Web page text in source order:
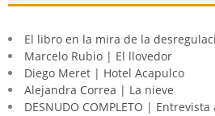
El libro en la mira de la
Marcelo Rubio | El llovedor
Diego Meret | Hotel Acapulco
Alejandra Correa | La nieve
DESNUDO COMPLETO |